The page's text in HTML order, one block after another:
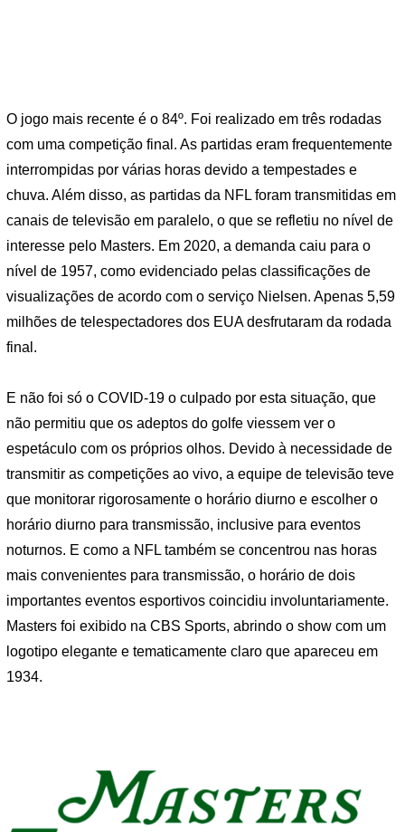
O jogo mais recente é o 84º. Foi realizado em três rodadas
com uma competição final. As partidas eram frequentemente
interrompidas por várias horas devido a tempestades e
chuva. Além disso, as partidas da NFL foram transmitidas em
canais de televisão em paralelo, o que se refletiu no nível de
interesse pelo Masters. Em 2020, a demanda caiu para o
nível de 1957, como evidenciado pelas classificações de
visualizações de acordo com o serviço Nielsen. Apenas 5,59
milhões de telespectadores dos EUA desfrutaram da rodada
final.
E não foi só o COVID-19 o culpado por esta situação, que
não permitiu que os adeptos do golfe viessem ver o
espetáculo com os próprios olhos. Devido à necessidade de
transmitir as competições ao vivo, a equipe de televisão teve
que monitorar rigorosamente o horário diurno e escolher o
horário diurno para transmissão, inclusive para eventos
noturnos. E como a NFL também se concentrou nas horas
mais convenientes para transmissão, o horário de dois
importantes eventos esportivos coincidiu involuntariamente.
Masters foi exibido na CBS Sports, abrindo o show com um
logotipo elegante e tematicamente claro que apareceu em
1934.